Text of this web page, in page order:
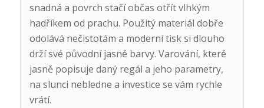
snadná a povrch stačí občas otřít vlhkým
hadříkem od prachu. Použitý materiál dobře
odolává nečistotám a moderní tisk si dlouho
drží své původní jasné barvy. Varování, které
jasně popisuje daný regál a jeho parametry,
na slunci nebledne a investice se vám rychle
vrátí.